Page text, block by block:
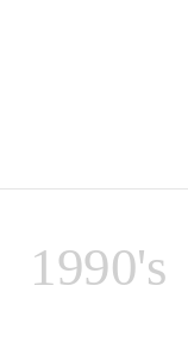
1990's